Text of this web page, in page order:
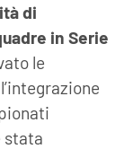
di
in Serie
le
stata